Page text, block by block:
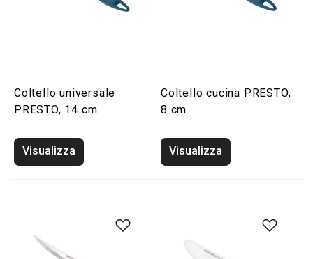
Coltello universale
PRESTO, 14 cm
Visualizza
Coltello cucina PRESTO,
8 cm
Visualizza